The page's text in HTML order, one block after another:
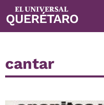
cantar